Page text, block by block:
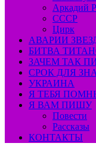
Аркадий
СССР
Цирк
АВАРИИ
БИТВА
ЗАЧЕМ ТАК
СРОК ДЛЯ
УКРАИНА
Я ТЕБЯ
Я ВАМ ПИШУ
Повести
Рассказы
КОНТАКТЫ